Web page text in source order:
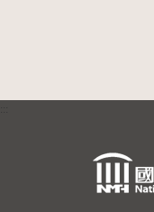
的
勒大
歌]